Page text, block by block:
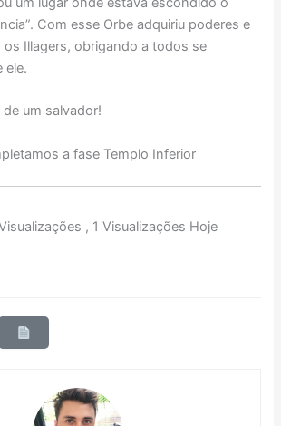
Com esse Orbe adquiriu poderes e
Illagers, obrigando a todos se
ele.
um salvador!
a fase Templo Inferior
, 1 Visualizações Hoje